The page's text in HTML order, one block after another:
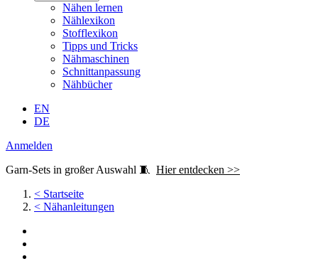
Nähen lernen
Nählexikon
Stofflexikon
Tipps und Tricks
Nähmaschinen
Schnittanpassung
Nähbücher
EN
DE
Anmelden
Garn-Sets in großer Auswahl 🧵 Hier entdecken >>
< Startseite
< Nähanleitungen